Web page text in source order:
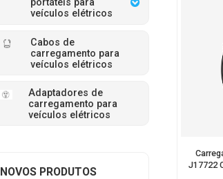
portáteis para
veículos elétricos
Cabos de
carregamento para
veículos elétricos
Adaptadores de
carregamento para
veículos elétricos
NOVOS PRODUTOS
J17722